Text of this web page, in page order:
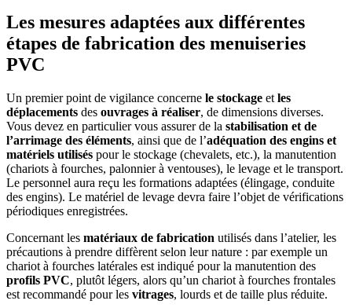
Les mesures adaptées aux différentes
étapes de fabrication des menuiseries
PVC
Un premier point de vigilance concerne le stockage et les
déplacements des ouvrages à réaliser, de dimensions diverses.
Vous devez en particulier vous assurer de la stabilisation et de
l’arrimage des éléments, ainsi que de l’adéquation des engins et
matériels utilisés pour le stockage (chevalets, etc.), la manutention
(chariots à fourches, palonnier à ventouses), le levage et le transport.
Le personnel aura reçu les formations adaptées (élingage, conduite
des engins). Le matériel de levage devra faire l’objet de vérifications
périodiques enregistrées.
Concernant les matériaux de fabrication utilisés dans l’atelier, les
précautions à prendre diffèrent selon leur nature : par exemple un
chariot à fourches latérales est indiqué pour la manutention des
profils PVC, plutôt légers, alors qu’un chariot à fourches frontales
est recommandé pour les vitrages, lourds et de taille plus réduite.